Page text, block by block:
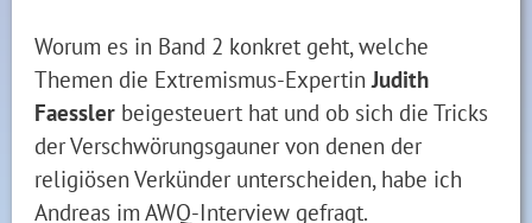
Worum es in Band 2 konkret geht, welche
Themen die Extremismus-ExpertinJudith
Faessler beigesteuert hat und ob sich die Tricks
der Verschwörungsgauner von denen der
religiösen Verkünder unterscheiden, habe ich
Andreas im AWQ-Interview gefragt.